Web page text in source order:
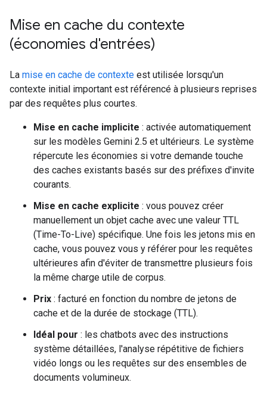
Mise en cache du contexte
(économies d'entrées)
La mise en cache de contexte est utilisée lorsqu'un
contexte initial important est référencé à plusieurs reprises
par des requêtes plus courtes.
Mise en cache implicite : activée automatiquement
sur les modèles Gemini 2.5 et ultérieurs. Le système
répercute les économies si votre demande touche
des caches existants basés sur des préfixes d'invite
courants.
Mise en cache explicite : vous pouvez créer
manuellement un objet cache avec une valeur TTL
(Time-To-Live) spécifique. Une fois les jetons mis en
cache, vous pouvez vous y référer pour les requêtes
ultérieures afin d'éviter de transmettre plusieurs fois
la même charge utile de corpus.
Prix : facturé en fonction du nombre de jetons de
cache et de la durée de stockage (TTL).
Idéal pour : les chatbots avec des instructions
système détaillées, l'analyse répétitive de fichiers
vidéo longs ou les requêtes sur des ensembles de
documents volumineux.